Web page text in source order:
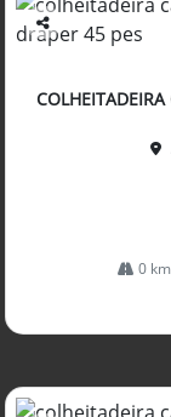
Co
arti
lhe
0 km